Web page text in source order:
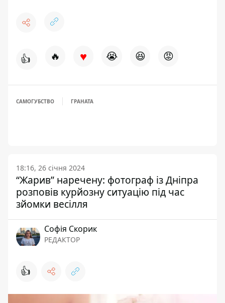
👍 🔥 ♥ 😭 😆 😡
САМОГУБСТВО ГРАНАТА
18:16, 26 січня 2024
“Жарив” наречену: фотограф із Дніпра
розповів курйозну ситуацію під час
зйомки весілля
Софія Скорик
РЕДАКТОР
👍